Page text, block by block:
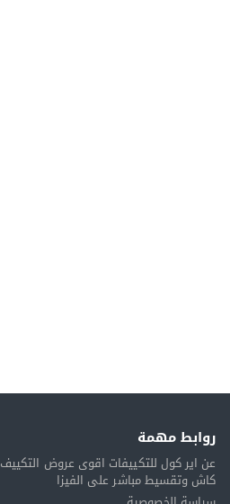
روابط مهمة
عن اير كول للتكييفات اقوى عروض التكييف
كاش وتقسيط مباشر على الفيزا